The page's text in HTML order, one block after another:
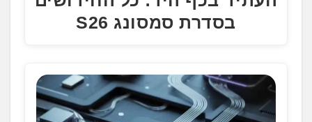
בסדרת סמסונג S26